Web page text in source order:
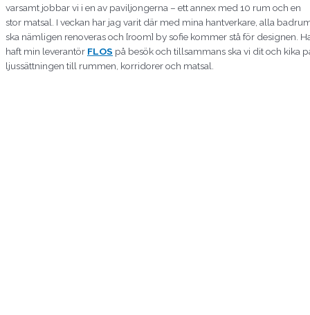
varsamt jobbar vi i en av paviljongerna – ett annex med 10 rum och en
stor matsal. I veckan har jag varit där med mina hantverkare, alla
ska nämligen renoveras och [room] by sofie kommer stå för designen.
haft min leverantör FLOS på besök och tillsammans ska vi dit och kika
ljussättningen till rummen, korridorer och matsal.